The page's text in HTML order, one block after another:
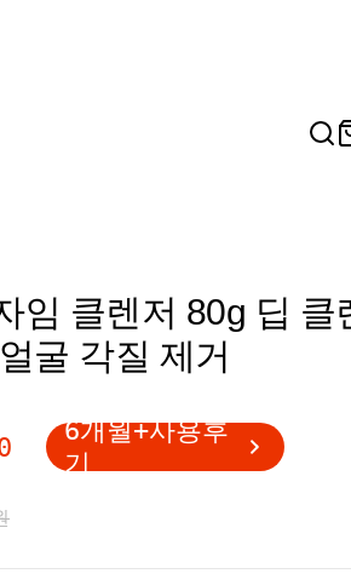
임 클렌저 80g 딥 클
굴 각질 제거
6개월+사용후
기